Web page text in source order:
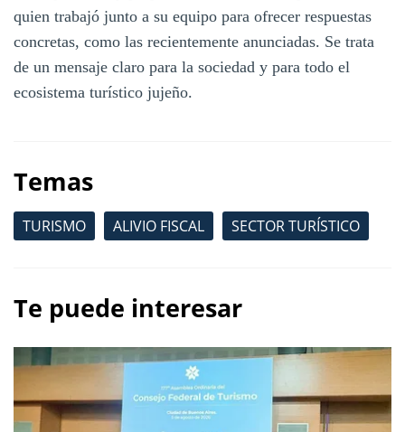
quien trabajó junto a su equipo para ofrecer respuestas
concretas, como las recientemente anunciadas. Se trata
de un mensaje claro para la sociedad y para todo el
ecosistema turístico jujeño.
Temas
TURISMO ALIVIO FISCAL SECTOR TURÍSTICO
Te puede interesar